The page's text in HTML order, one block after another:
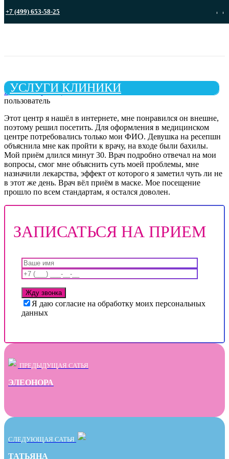
+7 (499) 653-58-25
УСЛУГИ КЛИНИКИ
Главная страница»Отзывы»Отзыв о клинике, анонимный
пользователь
Этот центр я нашёл в интернете, мне понравился он внешне,
поэтому решил посетить. Для оформления в медицинском
центре потребовались только мои ФИО. Девушка на ресепшн
объяснила мне как пройти к врачу, на входе были бахилы.
Мой приём длился минут 30. Врач подробно отвечал на мои
вопросы, смог мне объяснить суть моей проблемы, мне
назначили лекарства, эффект от которого я заметил чуть ли не
в этот же день. Врач вёл приём в маске. Мое посещение
прошло по всем стандартам, я остался доволен.
ЗАПИСАТЬСЯ НА ПРИЕМ
Я даю согласие на обработку моих персональных
данных
ПРЕДЫДУЩАЯ САТЬЯ
ЭЛЕОНОРА
СЛЕДУЮЩАЯ САТЬЯ
ТАТЬЯНА